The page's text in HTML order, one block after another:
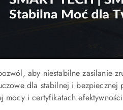
aby niestabilne zasilanie
dla stabilnej i
mocy i certyfikatach